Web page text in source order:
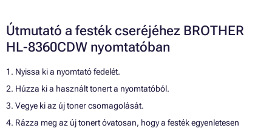
Útmutató a festék cseréjéhez BROTHER
HL-8360CDW nyomtatóban
1. Nyissa ki a nyomtató fedelét.
2. Húzza ki a használt tonert a nyomtatóból.
3. Vegye ki az új toner csomagolását.
4. Rázza meg az új tonert óvatosan, hogy a festék egyenletesen